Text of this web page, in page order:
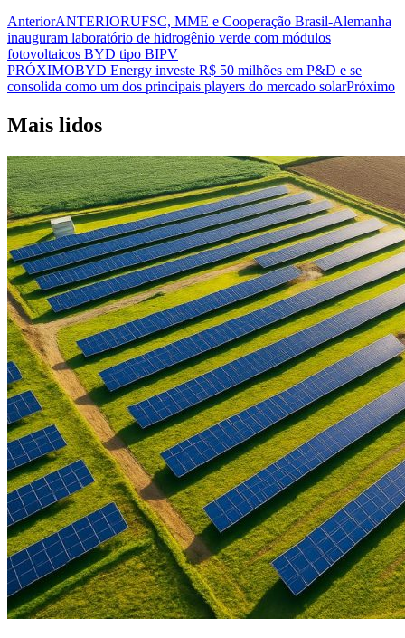
AnteriorANTERIORUFSC, MME e Cooperação Brasil-Alemanha
inauguram laboratório de hidrogênio verde com módulos
fotovoltaicos BYD tipo BIPV
PRÓXIMOBYD Energy investe R$ 50 milhões em P&D e se
consolida como um dos principais players do mercado solarPróximo
Mais lidos